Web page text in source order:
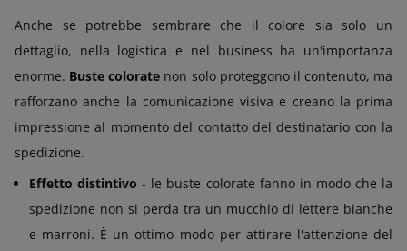
Anche se potrebbe sembrare che il colore sia solo un
dettaglio, nella logistica e nel business ha un'importanza
enorme. Buste colorate non solo proteggono il contenuto, ma
rafforzano anche la comunicazione visiva e creano la prima
impressione al momento del contatto del destinatario con la
spedizione.
Effetto distintivo - le buste colorate fanno in modo che la
spedizione non si perda tra un mucchio di lettere bianche
e marroni. È un ottimo modo per attirare l'attenzione del